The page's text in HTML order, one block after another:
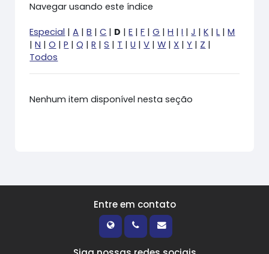
Navegar usando este índice
Especial |A |B |C | D |E |F |G |H |I |J |K |L |M
|N |O |P |Q |R |S | T |U |V |W | X |Y | Z |
Todos
Nenhum item disponível nesta seção
Entre em contato